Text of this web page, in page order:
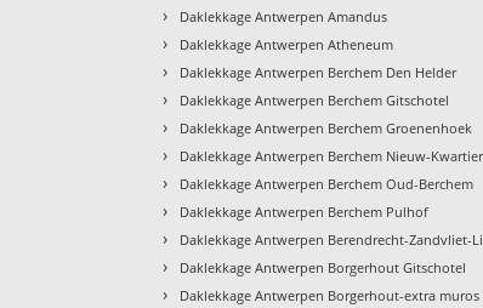
› Daklekkage Antwerpen Amandus
› Daklekkage Antwerpen Atheneum
› Daklekkage Antwerpen Berchem Den Helder
› Daklekkage Antwerpen Berchem Gitschotel
› Daklekkage Antwerpen Berchem Groenenhoek
› Daklekkage Antwerpen Berchem Nieuw-Kwartier
› Daklekkage Antwerpen Berchem Oud-Berchem
› Daklekkage Antwerpen Berchem Pulhof
› Daklekkage Antwerpen Berendrecht-Zandvliet-
› Daklekkage Antwerpen Borgerhout Gitschotel
› Daklekkage Antwerpen Borgerhout-extra muros